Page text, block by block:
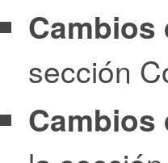
Cambios
sección
Cambios